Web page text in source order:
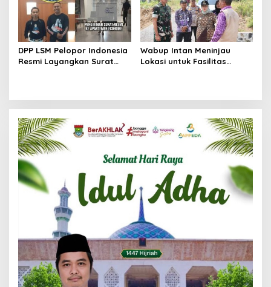
DPP LSM Pelopor Indonesia
Resmi Layangkan Surat
Wabup Intan Meninjau
Lokasi untuk Fasilitas